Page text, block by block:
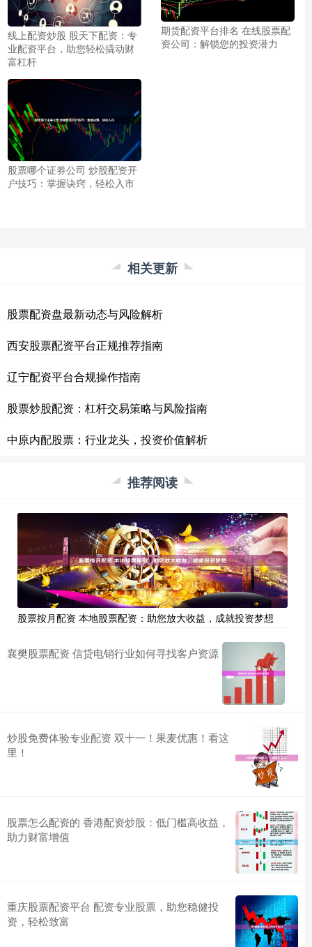
线上配资炒股 股天下配资：专
业配资平台，助您轻松撬动财
富杠杆
期货配资平台排名 在线股票配
资公司：解锁您的投资潜力
股票哪个证券公司 炒股配资开
户技巧：掌握诀窍，轻松入市
相关更新
股票配资盘最新动态与风险解析
西安股票配资平台正规推荐指南
辽宁配资平台合规操作指南
股票炒股配资：杠杆交易策略与风险指南
中原内配股票：行业龙头，投资价值解析
推荐阅读
股票按月配资 本地股票配资：助您放大收益，成就投资梦想
襄樊股票配资 信贷电销行业如何寻找客户资源
炒股免费体验专业配资 双十一！果麦优惠！看这
里！
股票怎么配资的 香港配资炒股：低门槛高收益，
助力财富增值
重庆股票配资平台 配资专业股票，助您稳健投
资，轻松致富